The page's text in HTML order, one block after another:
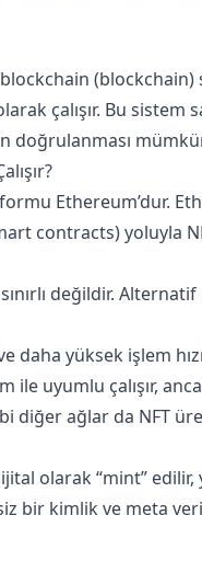
çalışır. Bu sistem
doğrulanması
Ethereum’dur.
contracts) yoluyla
değildir.
daha yüksek işlem
ile uyumlu çalışır,
diğer ağlar da NFT
dijital olarak “mint”
bir kimlik ve meta